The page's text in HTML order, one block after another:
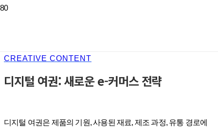
CREATIVE CONTENT
디지털 여권: 새로운 e-커머스 전략
디지털 여권은 제품의 기원, 사용된 재료, 제조 과정, 유통 경로에